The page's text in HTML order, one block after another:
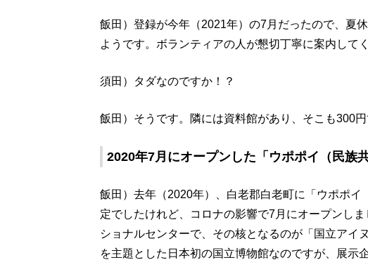
飯田）登録が今年（2021年）の7月だったので、夏
ようです。ボランティアの人が懇切丁寧に案内して
須田）タダなのですか！？
飯田）そうです。隣には資料館があり、そこも300円
2020年7月にオープンした「ウポポイ（民族
飯田）去年（2020年）、白老郡白老町に「ウポポ
定でしたけれど、コロナの影響で7月にオープンし
ショナルセンターで、その核となるのが「国立アイ
を主題とした日本初の国立博物館なのですが、展示